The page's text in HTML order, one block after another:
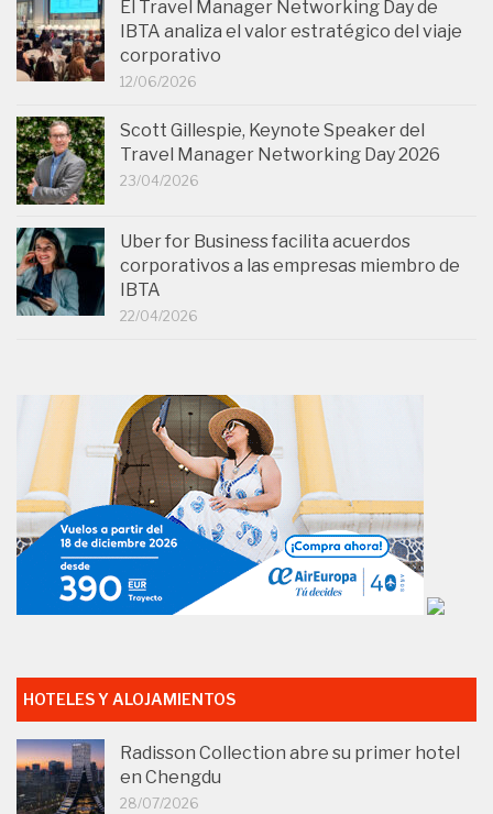
El Travel Manager Networking Day de
IBTA analiza el valor estratégico del viaje
corporativo
12/06/2026
Scott Gillespie, Keynote Speaker del
Travel Manager Networking Day 2026
23/04/2026
Uber for Business facilita acuerdos
corporativos a las empresas miembro de
IBTA
22/04/2026
HOTELES Y ALOJAMIENTOS
Radisson Collection abre su primer hotel
en Chengdu
28/07/2026